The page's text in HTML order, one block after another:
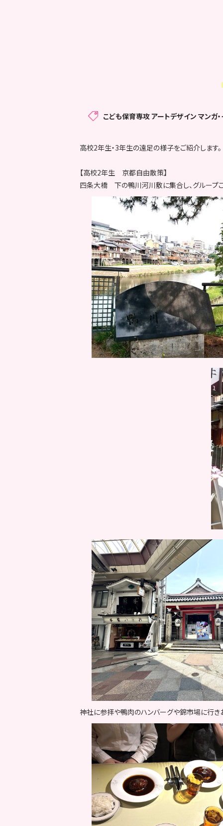
こども保育専攻アートデザイン マンガ
高校2年生・3年生の遠足の様子をご紹介します。
【高校2年生 京都自由散策】
四条大橋 下の鴨川河川敷に集合し、グループ
神社に参拝や鴨肉のハンバーグや錦市場に行き